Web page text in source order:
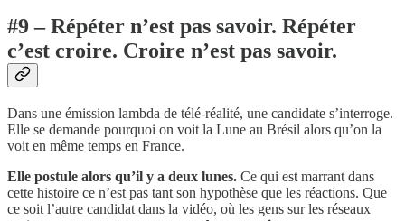
#9 – Répéter n’est pas savoir. Répéter
c’est croire. Croire n’est pas savoir.
Dans une émission lambda de télé-réalité, une candidate s’interroge.
Elle se demande pourquoi on voit la Lune au Brésil alors qu’on la
voit en même temps en France.
Elle postule alors qu’il y a deux lunes. Ce qui est marrant dans
cette histoire ce n’est pas tant son hypothèse que les réactions. Que
ce soit l’autre candidat dans la vidéo, où les gens sur les réseaux